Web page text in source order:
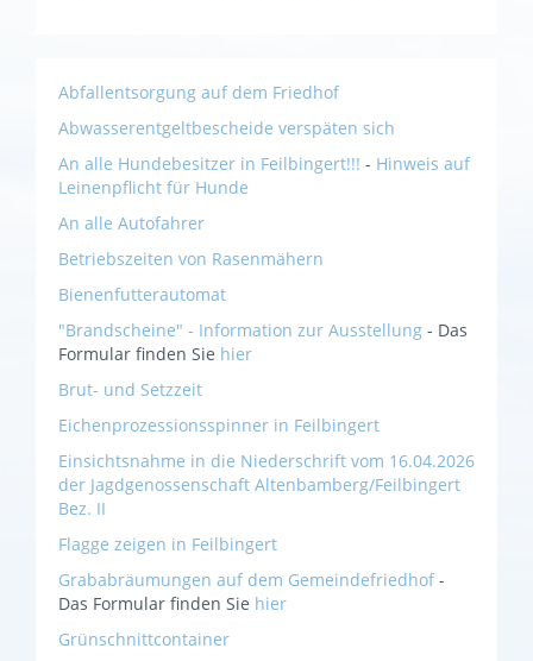
Abfallentsorgung auf dem Friedhof
Abwasserentgeltbescheide verspäten sich
An alle Hundebesitzer in Feilbingert!!! - Hinweis auf
Leinenpflicht für Hunde
An alle Autofahrer
Betriebszeiten von Rasenmähern
Bienenfutterautomat
"Brandscheine" - Information zur Ausstellung - Das
Formular finden Sie hier
Brut- und Setzzeit
Eichenprozessionsspinner in Feilbingert
Einsichtsnahme in die Niederschrift vom 16.04.2026
der Jagdgenossenschaft Altenbamberg/Feilbingert
Bez. II
Flagge zeigen in Feilbingert
Grababräumungen auf dem Gemeindefriedhof -
Das Formular finden Sie hier
Grünschnittcontainer